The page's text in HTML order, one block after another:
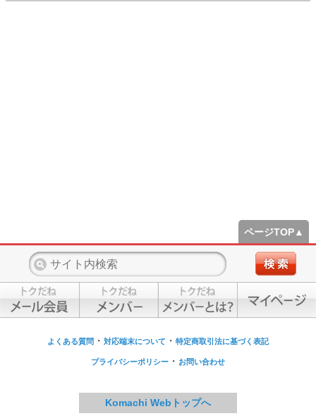
ページTOP▲
よくある質問 ・ 対応端末について ・ 特定商取引法に基づく表記
プライバシーポリシー ・ お問い合わせ
Komachi Webトップへ